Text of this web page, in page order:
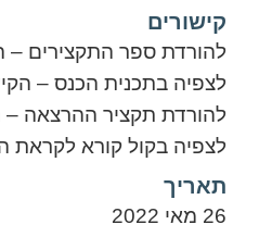
קישורים
להורדת ספר התקצירים –
לצפיה בתכנית הכנס –
להורדת תקציר ההרצאה –
לצפיה בקול קורא לקראת
תאריך
26 מאי 2022